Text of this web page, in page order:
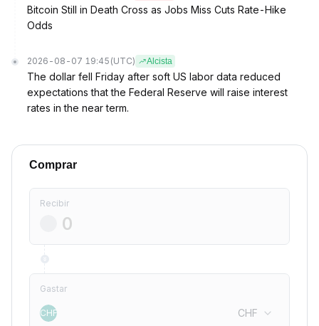
Bitcoin Still in Death Cross as Jobs Miss Cuts Rate-Hike
Odds
2026-08-07 19:45 (UTC) Alcista
The dollar fell Friday after soft US labor data reduced
expectations that the Federal Reserve will raise interest
rates in the near term.
Comprar
Recibir
Gastar
CHF CHF